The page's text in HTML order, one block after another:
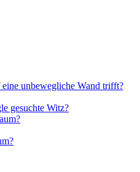
unbewegliche Wand trifft?
gesuchte Witz?